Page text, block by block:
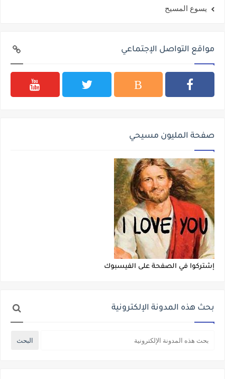
يسوع المسيح
مواقع التواصل الإجتماعي
صفحة المليون مسيحي
إشتركوا في الصفحة على الفيسبوك
بحث هذه المدونة الإلكترونية